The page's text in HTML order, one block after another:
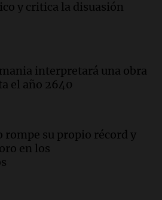
y un herido grave
la Ley de Tierras:
saqueo de recursos”
Seguros y adelantó su
3 Rosario.
y critica la disuasión
interpretará una obra
el año 2640
su propio récord y
en los